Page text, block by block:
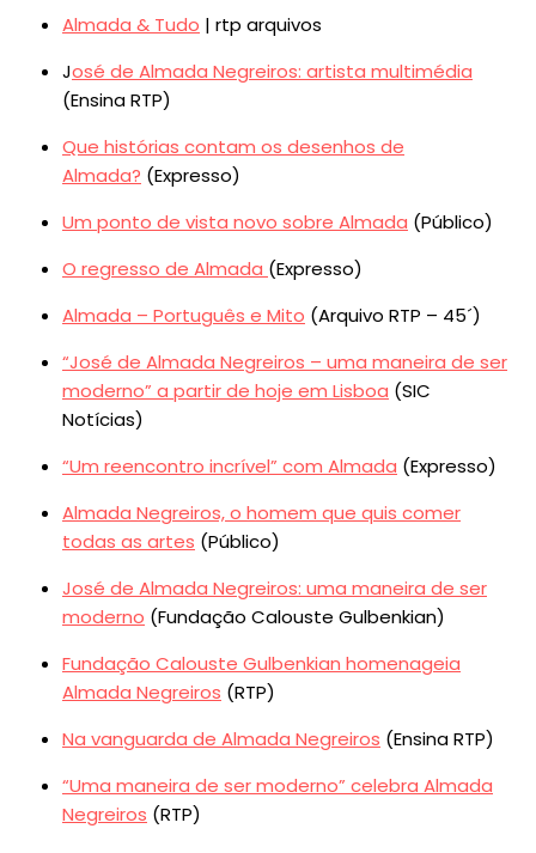
Almada & Tudo | rtp arquivos
José de Almada Negreiros: artista multimédia
(Ensina RTP)
Que histórias contam os desenhos de
Almada? (Expresso)
Um ponto de vista novo sobre Almada (Público)
O regresso de Almada (Expresso)
Almada – Português e Mito (Arquivo RTP – 45´)
“José de Almada Negreiros – uma maneira de ser
moderno” a partir de hoje em Lisboa (SIC
Notícias)
“Um reencontro incrível” com Almada (Expresso)
Almada Negreiros, o homem que quis comer
todas as artes (Público)
José de Almada Negreiros: uma maneira de ser
moderno (Fundação Calouste Gulbenkian)
Fundação Calouste Gulbenkian homenageia
Almada Negreiros (RTP)
Na vanguarda de Almada Negreiros (Ensina RTP)
“Uma maneira de ser moderno” celebra Almada
Negreiros (RTP)